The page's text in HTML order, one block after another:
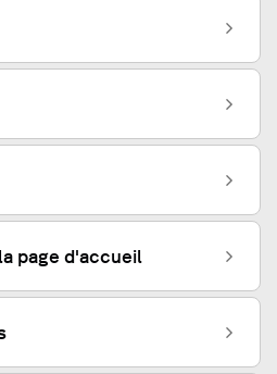
page d'accueil